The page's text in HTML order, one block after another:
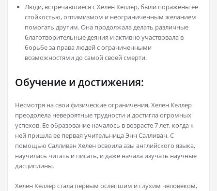
Люди, встречавшиеся с Хелен Келлер, были поражены ее
стойкостью, оптимизмом и неограниченным желанием
помогать другим. Она продолжала делать различные
благотворительные деяния и активно участвовала в
борьбе за права людей с ограниченными
возможностями до самой своей смерти.
Обучение и достижения:
Несмотря на свои физические ограничения, Хелен Келлер
преодолела невероятные трудности и достигла огромных
успехов. Ее образование началось в возрасте 7 лет, когда к
ней пришла ее первая учительница Энн Салливан. С
помощью Салливан Хелен освоила азы английского языка,
научилась читать и писать, и даже начала изучать научные
дисциплины.
Хелен Келлер стала первым ослепшим и глухим человеком,